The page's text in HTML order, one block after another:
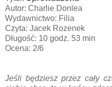
Autor: Charlie Donlea
Wydawnictwo: Filia
Czyta: Jacek Rozenek
Długość: 10 godz. 53 min
Ocena: 2/6
Jeśli będziesz przez cały